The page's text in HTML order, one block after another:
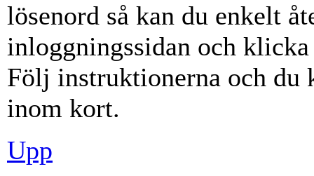
lösenord så kan du enkelt
inloggningssidan och
Följ instruktionerna och du
inom kort.
Upp